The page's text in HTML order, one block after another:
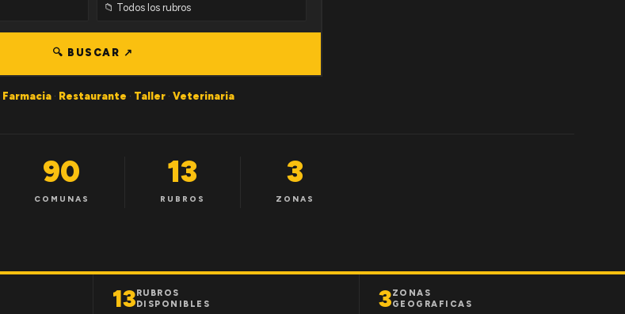
🔍 BUSCAR ↗
Farmacia · Restaurante · Taller · Veterinaria
90
COMUNAS
13
RUBROS
3
ZONAS
13RUBROS
DISPONIBLES
3ZONAS
GEOGRAFICAS